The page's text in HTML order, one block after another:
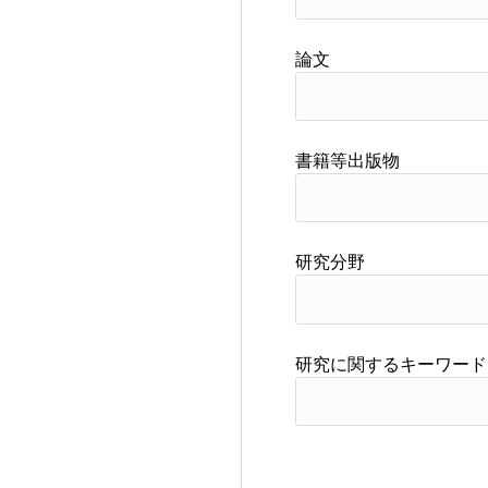
論文
書籍等出版物
研究分野
研究に関するキーワード